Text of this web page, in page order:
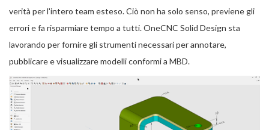
verità per l'intero team esteso. Ciò non ha solo senso, previene gli
errori e fa risparmiare tempo a tutti. OneCNC Solid Design sta
lavorando per fornire gli strumenti necessari per annotare,
pubblicare e visualizzare modelli conformi a MBD.